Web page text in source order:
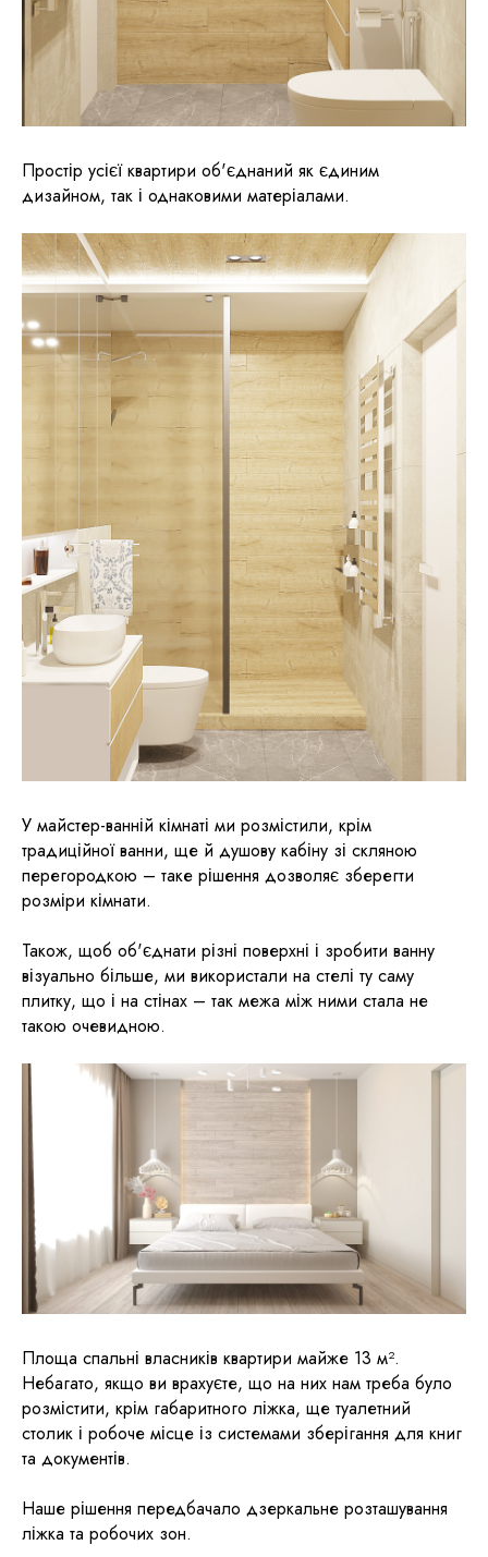
Простір усієї квартири об'єднаний як єдиним
дизайном, так і однаковими матеріалами.
У майстер-ванній кімнаті ми розмістили, крім
традиційної ванни, ще й душову кабіну зі скляною
перегородкою – таке рішення дозволяє зберегти
розміри кімнати.
Також, щоб об'єднати різні поверхні і зробити ванну
візуально більше, ми використали на стелі ту саму
плитку, що і на стінах – так межа між ними стала не
такою очевидною.
Площа спальні власників квартири майже 13 м².
Небагато, якщо ви врахуєте, що на них нам треба було
розмістити, крім габаритного ліжка, ще туалетний
столик і робоче місце із системами зберігання для книг
та документів.
Наше рішення передбачало дзеркальне розташування
ліжка та робочих зон.